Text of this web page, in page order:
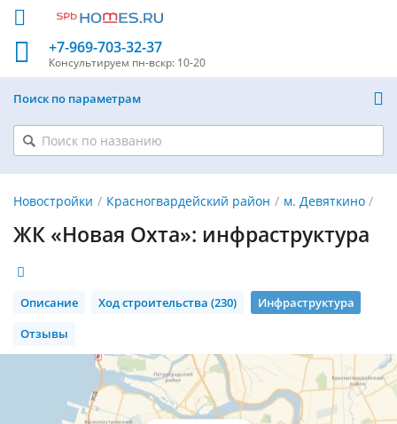
+7-969-703-32-37
Консультируем пн-вскр: 10-20
Поиск по параметрам
Новостройки Красногвардейский район м. Девяткино
ЖК «Новая Охта»: инфраструктура
Описание Ход строительства (230)
Инфраструктура
Отзывы